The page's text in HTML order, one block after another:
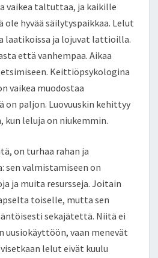
vaikea taltuttaa, ja kaikille
hyvää säilytyspaikkaa. Lelut
laatikoissa ja lojuvat lattioilla.
että vanhempaa. Aikaa
etsimiseen. Keittiöpsykologina
vaikea muodostaa
on paljon. Luovuuskin kehittyy
kun leluja on niukemmin.
on turhaa rahan ja
sen valmistamiseen on
ja muita resursseja. Joitain
toiselle, mutta sen
sekajätettä. Niitä ei
uusiokäyttöön, vaan menevät
lelut eivät kuulu